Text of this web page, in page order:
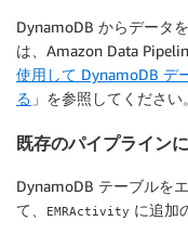
DynamoDB からデータ
は、Amazon Data
使用して DynamoDB デ
る 」を参照してください。
既存のパイプライン
DynamoDB テーブルを
て、
EMRActivity に追加